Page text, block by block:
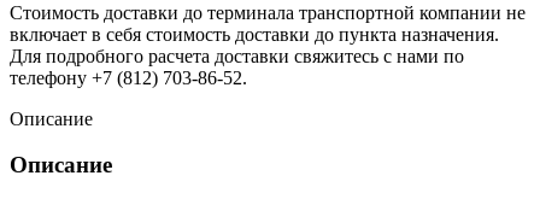
Стоимость доставки до терминала транспортной компании не
включает в себя стоимость доставки до пункта назначения.
Для подробного расчета доставки свяжитесь с нами по
телефону +7 (812) 703-86-52.
Описание
Описание